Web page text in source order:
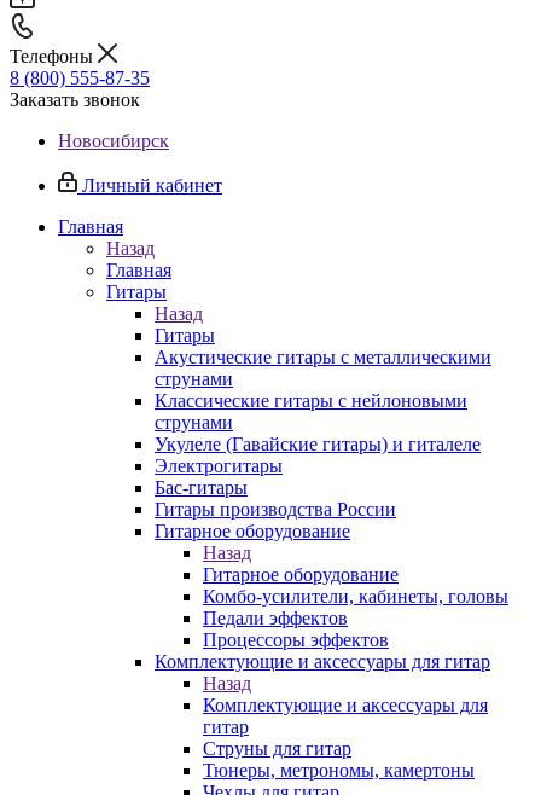
Телефоны
8 (800) 555-87-35
Заказать звонок
Новосибирск
Личный кабинет
Главная
Назад
Главная
Гитары
Назад
Гитары
Акустические гитары с металлическими
струнами
Классические гитары с нейлоновыми
струнами
Укулеле (Гавайские гитары) и гиталеле
Электрогитары
Бас-гитары
Гитары производства России
Гитарное оборудование
Назад
Гитарное оборудование
Комбо-усилители, кабинеты, головы
Педали эффектов
Процессоры эффектов
Комплектующие и аксессуары для гитар
Назад
Комплектующие и аксессуары для
гитар
Струны для гитар
Тюнеры, метрономы, камертоны